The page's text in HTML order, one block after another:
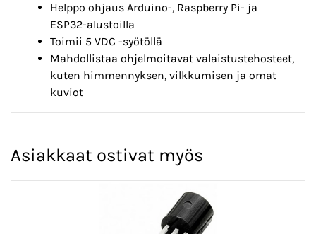
Helppo ohjaus Arduino-, Raspberry Pi- ja
ESP32-alustoilla
Toimii 5 VDC -syötöllä
Mahdollistaa ohjelmoitavat valaistustehosteet,
kuten himmennyksen, vilkkumisen ja omat
kuviot
Asiakkaat ostivat myös